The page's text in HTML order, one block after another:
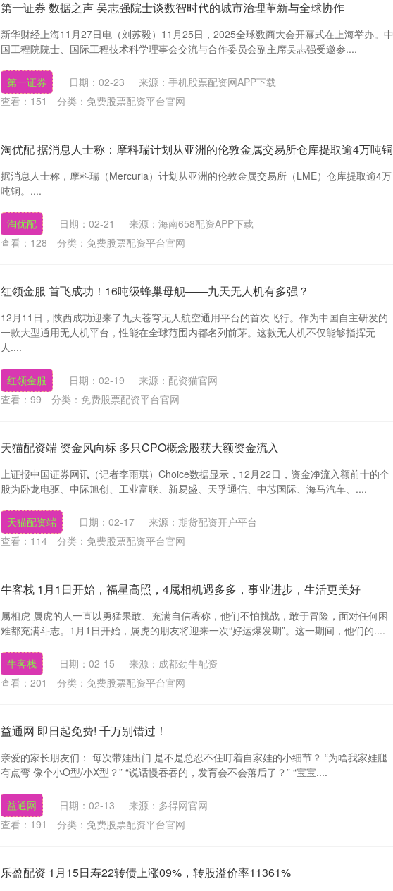
第一证券 数据之声 吴志强院士谈数智时代的城市治理革新与全球协作
新华财经上海11月27日电（刘苏毅）11月25日，2025全球数商大会开幕式在上海举办。中
国工程院院士、国际工程技术科学理事会交流与合作委员会副主席吴志强受邀参....
第一证券 日期：02-23
来源：手机股票配资网APP下载
查看： 151 分类： 免费股票配资平台官网
淘优配 据消息人士称：摩科瑞计划从亚洲的伦敦金属交易所仓库提取逾4万吨铜
据消息人士称，摩科瑞（Mercuria）计划从亚洲的伦敦金属交易所（LME）仓库提取逾4万
吨铜。....
淘优配 日期：02-21
来源：海南658配资APP下载
查看： 128 分类： 免费股票配资平台官网
红领金服 首飞成功！16吨级蜂巢母舰——九天无人机有多强？
12月11日，陕西成功迎来了九天苍穹无人航空通用平台的首次飞行。作为中国自主研发的
一款大型通用无人机平台，性能在全球范围内都名列前茅。这款无人机不仅能够指挥无
人....
红领金服 日期：02-19
来源：配资猫官网
查看： 99 分类： 免费股票配资平台官网
天猫配资端 资金风向标 多只CPO概念股获大额资金流入
上证报中国证券网讯（记者李雨琪）Choice数据显示，12月22日，资金净流入额前十的个
股为卧龙电驱、中际旭创、工业富联、新易盛、天孚通信、中芯国际、海马汽车、....
天猫配资端 日期：02-17
来源：期货配资开户平台
查看： 114 分类： 免费股票配资平台官网
牛客栈 1月1日开始，福星高照，4属相机遇多多，事业进步，生活更美好
属相虎 属虎的人一直以勇猛果敢、充满自信著称，他们不怕挑战，敢于冒险，面对任何困
难都充满斗志。1月1日开始，属虎的朋友将迎来一次“好运爆发期”。这一期间，他们的....
牛客栈 日期：02-15
来源：成都劲牛配资
查看： 201 分类： 免费股票配资平台官网
益通网 即日起免费! 千万别错过！
亲爱的家长朋友们： 每次带娃出门 是不是总忍不住盯着自家娃的小细节？ “为啥我家娃腿
有点弯 像个小O型/小X型？” “说话慢吞吞的，发育会不会落后了？” “宝宝....
益通网 日期：02-13
来源：多得网官网
查看： 191 分类： 免费股票配资平台官网
乐盈配资 1月15日寿22转债上涨09%，转股溢价率11361%